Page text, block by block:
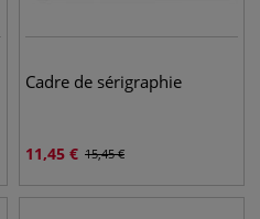
Cadre de sérigraphie
11,45 € 15,45€